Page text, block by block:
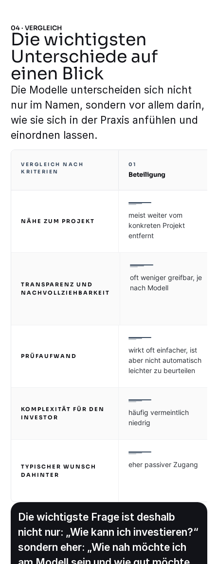
04 · VERGLEICH
Die wichtigsten
Unterschiede auf
einen Blick
Die Modelle unterscheiden sich nicht
nur im Namen, sondern vor allem darin,
wie sie sich in der Praxis anfühlen und
einordnen lassen.
VERGLEICH NACH
KRITERIEN
01
Beteiligung
NÄHE ZUM PROJEKT
meist weiter vom
konkreten Projekt
entfernt
TRANSPARENZ UND
NACHVOLLZIEHBARKEIT
oft weniger greifbar, je
nach Modell
PRÜFAUFWAND
wirkt oft einfacher, ist
aber nicht automatisch
leichter zu beurteilen
KOMPLEXITÄT FÜR DEN
INVESTOR
häufig vermeintlich
niedrig
TYPISCHER WUNSCH
DAHINTER
eher passiver Zugang
Die wichtigste Frage ist deshalb
nicht nur: „Wie kann ich investieren?“
sondern eher: „Wie nah möchte ich